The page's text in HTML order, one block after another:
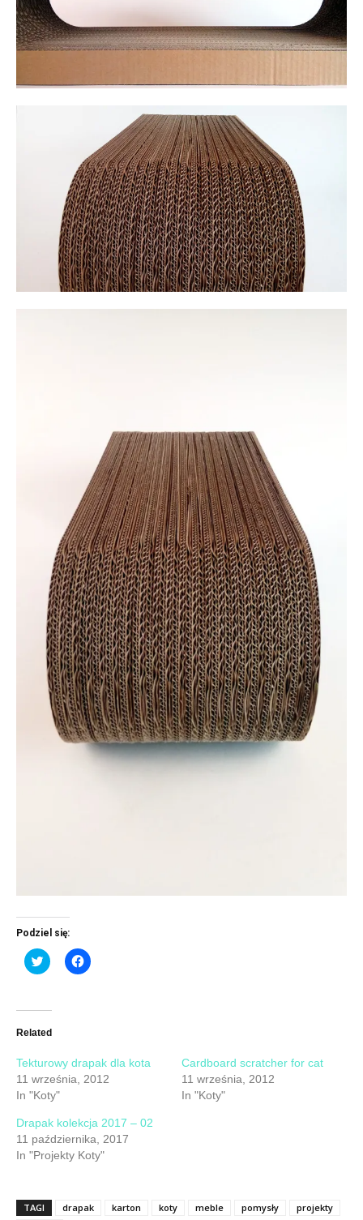
Podziel się:
Click
to
(Opens
new
Click
to
Related
Tekturowy drapak dla kota
11 września, 2012
In "Koty"
Cardboard scratcher for cat
11 września, 2012
In "Koty"
Drapak kolekcja 2017 – 02
11 października, 2017
In "Projekty Koty"
TAGI drapak karton koty meble pomysły projekty